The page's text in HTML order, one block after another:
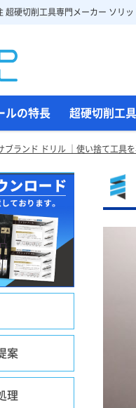
超硬切削工具専門メーカー ソリッ
ルの特長 超硬切削工
ブランド ドリル ｜使い捨て工具
案
理